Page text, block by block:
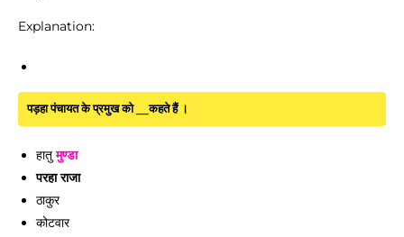
Explanation:
पड़हा पंचायत के प्रमुख को __कहते हैं ।
हातुमुण्डा
परहा राजा
ठाकुर
कोटवार